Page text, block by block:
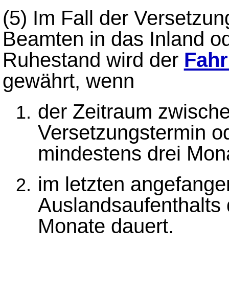
(5) Im Fall der
Beamten in das Inland
Ruhestand wird der
gewährt, wenn
der Zeitraum
Versetzungstermin
mindestens drei
im letzten
Monate dauert.